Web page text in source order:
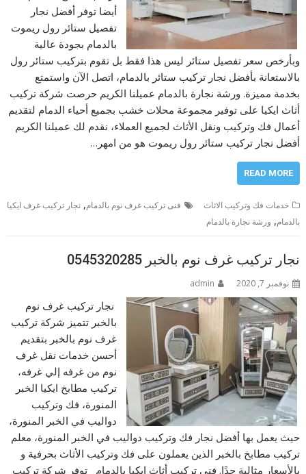
أيضا توفر أفضل نجار
تفصيل ستائر رول ريموت
بالدمام بجودة عالية
وبأرخص سعر تفصيل ستائر ليس هذا فقط بل تقوم بتركيب ستائر رول
بالاستعانة بأفضل نجار تركيب ستائر بالدمام، اتصل الآن واستمتع
بخدمة مميزة. ورشة نجارة بالدمام عميلنا الكريم حرصت شركة تركيب
أثاث ايكيا على توفير مجموعة محلات خشب بجميع أحياء الدمام لتقديم
أعمال فك وتركيب ونقل الأثاث لجميع العملاء، نقدم لك عميلنا الكريم
أفضل نجار تركيب ستائر رول ريموت هو من امهر…
READ MORE
خدمات فك وتركيب الاثاث فنى تركيب غرف نوم بالدمام,نجار تركيب غرف ايكيا
بالدمام, ورشة نجارة بالدمام
نجار تركيب غرف نوم بالخبر 0545320285
نوفمبر 7, 2020 admin
نجار تركيب غرف نوم
بالخبر تتميز شركة تركيب
غرف نوم بالخبر بتقديم
أحسن خدمات نقل غرف
نوم من غرفه إلي غرفه،
تركيب مطابخ ايكيا الخبر
المنورة، فك وتركيب
دواليب في الخبر المنورة،
حيث يعمل بها أفضل نجار فك وتركيب دواليب في الخبر المنورة، معلم
تركيب مطابخ بالخبر الذين يعملون على فك وتركيب الأثاث بحرفية و
بالأسعار مثالية جدًا. فني تركيب أثاث ايكيا بالدمام توفر شركة تركيب